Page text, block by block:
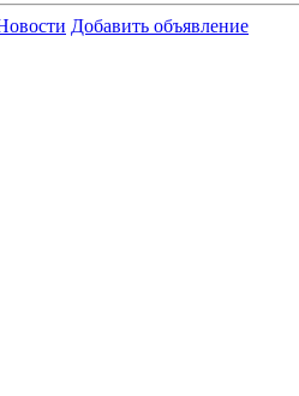
Добавить объявление